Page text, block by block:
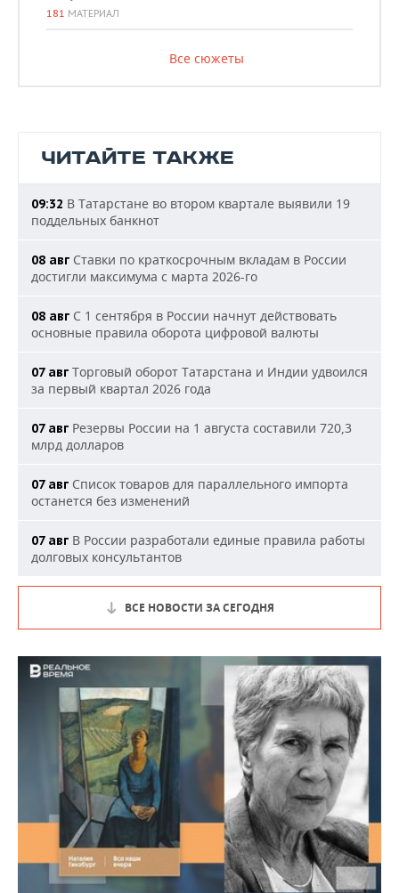
181 МАТЕРИАЛ
Все сюжеты
ЧИТАЙТЕ ТАКЖЕ
09:32 В Татарстане во втором квартале выявили 19
поддельных банкнот
08 авг Ставки по краткосрочным вкладам в России
достигли максимума с марта 2026-го
08 авг С 1 сентября в России начнут действовать
основные правила оборота цифровой валюты
07 авг Торговый оборот Татарстана и Индии удвоился
за первый квартал 2026 года
07 авг Резервы России на 1 августа составили 720,3
млрд долларов
07 авг Список товаров для параллельного импорта
останется без изменений
07 авг В России разработали единые правила работы
долговых консультантов
ВСЕ НОВОСТИ ЗА СЕГОДНЯ